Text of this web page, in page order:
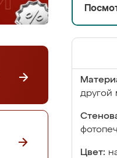
другой
Цвет: